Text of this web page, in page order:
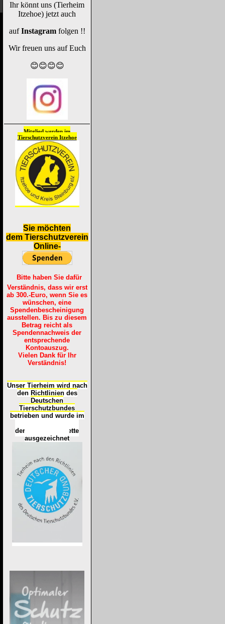
Ihr könnt uns (Tierheim
Itzehoe) jetzt auch
aufInstagramfolgen !!
Wir freuen uns auf Euch
😊😊😊😊
Mitglied werden im
Tierschutzverein Itzehoe
Sie möchten
dem Tierschutzverein
Online-
Bitte haben Sie dafür
Verständnis, dass wir erst
ab 300.-Euro, wenn Sie es
wünschen, eine
Spendenbescheinigung
ausstellen. Bis zu diesem
Betrag reicht als
Spendennachweis der
entsprechende
Kontoauszug.
Vielen Dank für Ihr
Verständnis!
Unser Tierheim wird nach
den Richtlinien des
Deutschen
Tierschutzbundes
betrieben und wurde im
der
Tierheimplakette
ausgezeichnet